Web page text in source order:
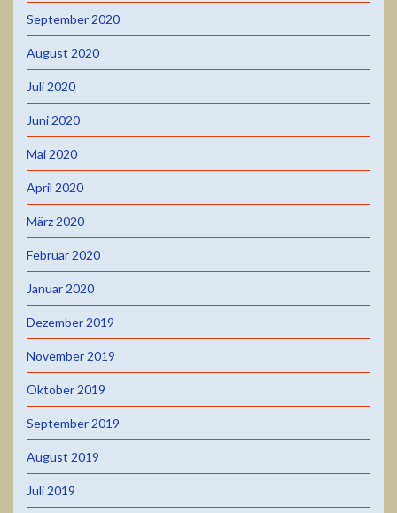
September 2020
August 2020
Juli 2020
Juni 2020
Mai 2020
April 2020
März 2020
Februar 2020
Januar 2020
Dezember 2019
November 2019
Oktober 2019
September 2019
August 2019
Juli 2019